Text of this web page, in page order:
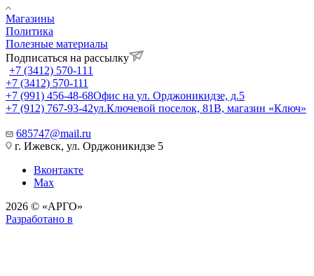
Магазины
Политика
Полезные материалы
Подписаться на рассылку
+7 (3412) 570-111
+7 (3412) 570-111
+7 (991) 456-48-68Офис на ул. Орджоникидзе, д.5
+7 (912) 767-93-42ул.Ключевой поселок, 81В, магазин «Ключ»
685747@mail.ru
г. Ижевск, ул. Орджоникидзе 5
Вконтакте
Max
2026 © «АРГО»
Разработано в